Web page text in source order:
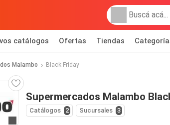
catálogos Ofertas Tiendas
Malambo Black Friday
Supermercados Malambo
Catálogos 2 Sucursales 3